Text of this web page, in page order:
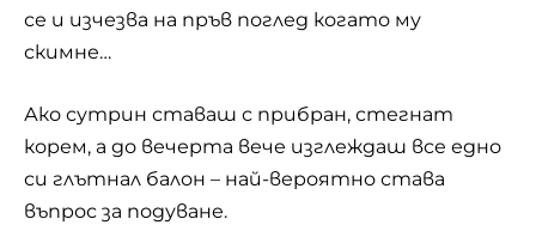
се и изчезва на пръв поглед когато му
скимне…
Ако сутрин ставаш с прибран, стегнат
корем, а до вечерта вече изглеждаш все едно
си глътнал балон – най-вероятно става
въпрос за подуване.